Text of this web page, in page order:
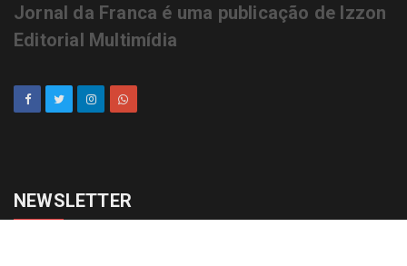
Jornal da Franca é uma publicação de Izzon
Editorial Multimídia
NEWSLETTER